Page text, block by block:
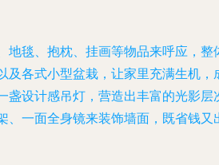
毯、抱枕、挂画等物品来呼应，整
各式小型盆栽，让家里充满生机，
设计感吊灯，营造出丰富的光影层
一面全身镜来装饰墙面，既省钱又